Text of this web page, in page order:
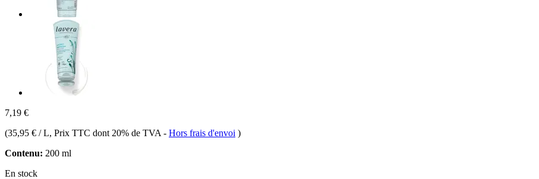
7,19 €
(35,95 € / L, Prix TTC dont 20% de TVA - Hors frais d'envoi )
Contenu: 200 ml
En stock